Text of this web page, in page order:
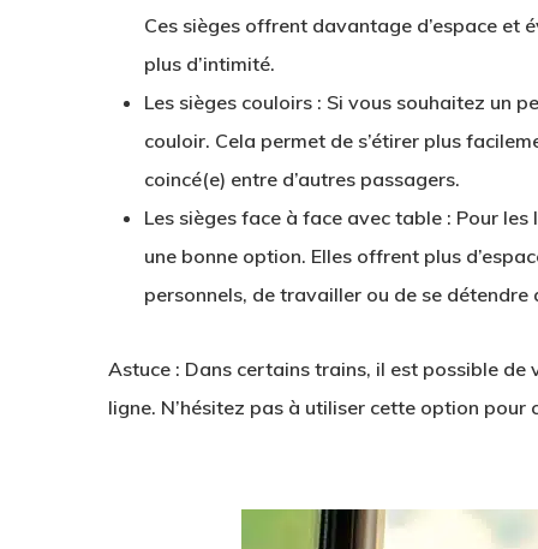
Ces sièges offrent davantage d’espace et
plus d’intimité.
Les sièges couloirs : Si vous souhaitez un
couloir. Cela permet de s’étirer plus
coincé(e) entre d’autres passagers.
Les sièges face à face avec table : Pour les
une bonne option. Elles offrent plus
personnels, de travailler ou de se
Astuce : Dans certains trains, il est possible de
ligne. N’hésitez pas à utiliser cette option